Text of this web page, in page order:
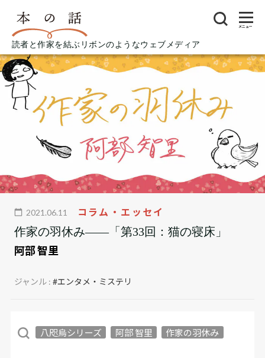
読者と作家を結ぶリボンのようなウェブメディア
メニュー
2021.06.11 コラム・エッセイ
作家の羽休み――「第33回：猫の寝床」
阿部 智里
ジャンル :#エンタメ・ミステリ
八咫烏シリーズ 阿部 智里 作家の羽休み